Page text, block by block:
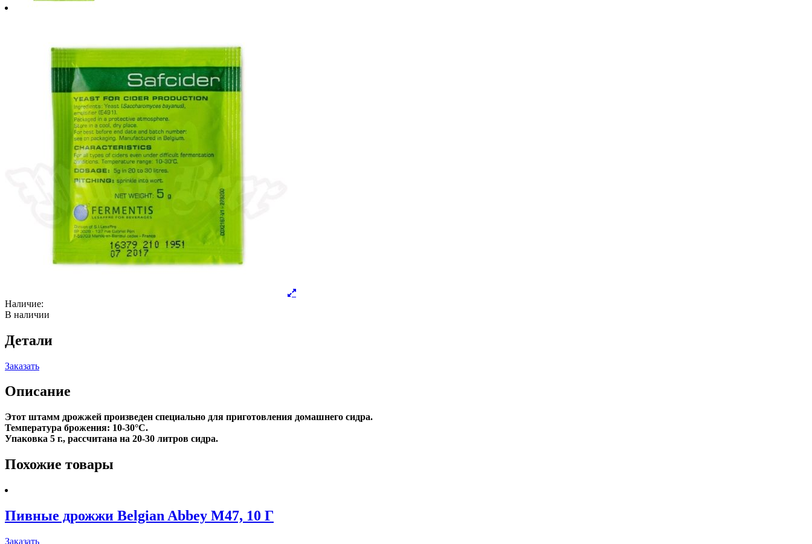
Наличие:
В наличии
Детали
Заказать
Описание
Этот штамм дрожжей произведен специально для приготовления домашнего сидра.
Температура брожения: 10-30°C.
Упаковка 5 г., рассчитана на 20-30 литров сидра.
Похожие товары
Пивные дрожжи Belgian Abbey M47, 10 Г
Заказать